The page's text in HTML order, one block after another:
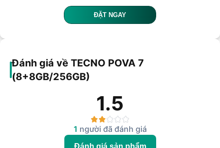
ĐẶT NGAY
Đánh giá về TECNO POVA 7
(8+8GB/256GB)
1.5
1 người đã đánh giá
Đánh giá sản phẩm